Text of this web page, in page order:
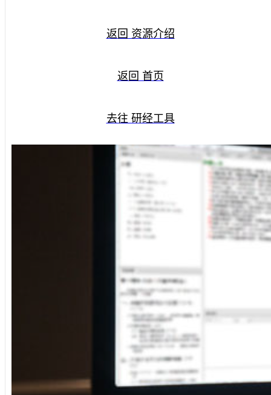
返回 资源介绍
返回 首页
去往 研经工具